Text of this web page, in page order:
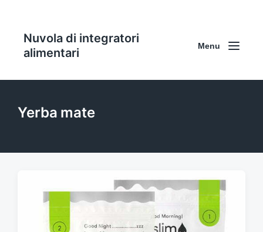
Nuvola di integratori
alimentari
Menu
Yerba mate